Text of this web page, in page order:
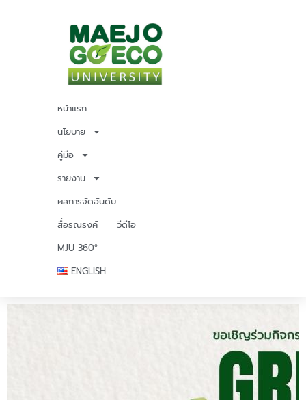
หน้าแรก
นโยบาย
คู่มือ
รายงาน
ผลการจัดอันดับ
สื่อรณรงค์
วีดีโอ
MJU 360°
ENGLISH